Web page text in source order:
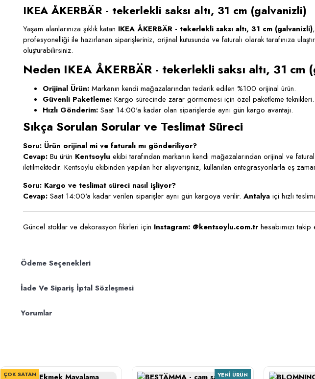
IKEA ÅKERBÄR - tekerlekli saksı altı, 31 cm (galvanizli)
Yaşam alanlarınıza şıklık katan IKEA ÅKERBÄR - tekerlekli saksı altı, 31 cm (galvanizli)
profesyonelliği ile hazırlanan siparişleriniz, orijinal kutusunda ve faturalı olarak tarafınıza
oluşturabilirsiniz.
Neden IKEA ÅKERBÄR - tekerlekli saksı altı, 31 cm
Orijinal Ürün: Markanın kendi mağazalarından tedarik edilen %100 orijinal ürün.
Güvenli Paketleme: Kargo sürecinde zarar görmemesi için özel paketleme teknikleri.
Hızlı Gönderim: Saat 14:00'a kadar olan siparişlerde aynı gün kargo avantajı.
Sıkça Sorulan Sorular ve Teslimat Süreci
Soru: Ürün orijinal mi ve faturalı mı gönderiliyor?
Cevap: Bu ürün Kentsoylu ekibi tarafından markanın kendi mağazalarından orijinal ve
iletilmektedir. Kentsoylu ekibinden yapılan her alışverişiniz, kullanılan entegrasyonlarla eş
Soru: Kargo ve teslimat süreci nasıl işliyor?
Cevap: Saat 14:00'a kadar verilen siparişler aynı gün kargoya verilir. Antalya içi hızlı
Güncel stoklar ve dekorasyon fikirleri için Instagram: @kentsoylu.com.trhesabımızı
Ödeme Seçenekleri
İade Ve Sipariş İptal Sözleşmesi
Yorumlar
ÇOK SATAN YENI ÜRÜN